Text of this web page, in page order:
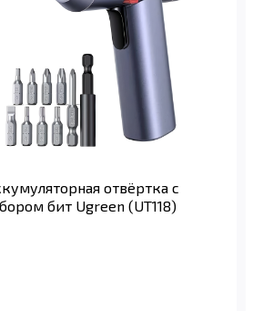
отвёртка с
бит Ugreen (UT118)